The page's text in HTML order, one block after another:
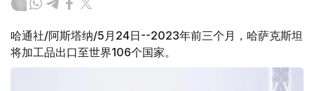
哈通社/阿斯塔纳/5月24日--2023年前三个月，哈萨克斯坦
将加工品出口至世界106个国家。